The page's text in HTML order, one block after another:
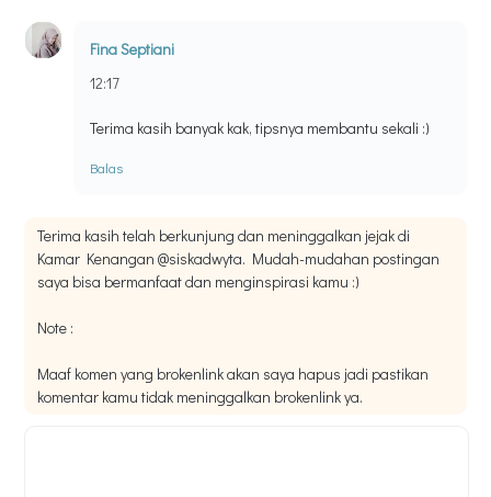
Fina Septiani
12:17
Terima kasih banyak kak, tipsnya membantu sekali :)
Balas
Terima kasih telah berkunjung dan meninggalkan jejak di
Kamar Kenangan @siskadwyta. Mudah-mudahan postingan
saya bisa bermanfaat dan menginspirasi kamu :)
Note :
Maaf komen yang brokenlink akan saya hapus jadi pastikan
komentar kamu tidak meninggalkan brokenlink ya.